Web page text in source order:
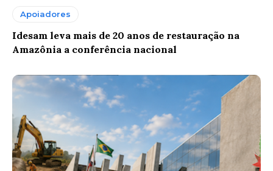
Apoiadores
Idesam leva mais de 20 anos de restauração na
Amazônia a conferência nacional